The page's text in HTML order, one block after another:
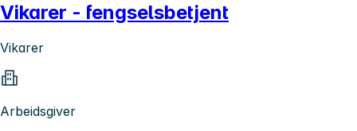
Vikarer - fengselsbetjent
Vikarer
Arbeidsgiver